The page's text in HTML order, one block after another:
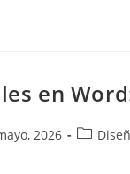
en
2026